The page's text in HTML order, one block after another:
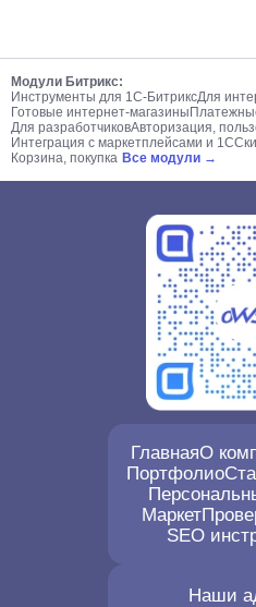
Модули Битрикс:
Инструменты для 1С-БитриксДля
Готовые интернет-магазины
Для разработчиковАвторизация,
Интеграция с маркетплейсами и 1С
Корзина, покупка Все модули →
ГлавнаяО
Портфолио
Маркет
SEO
Наши